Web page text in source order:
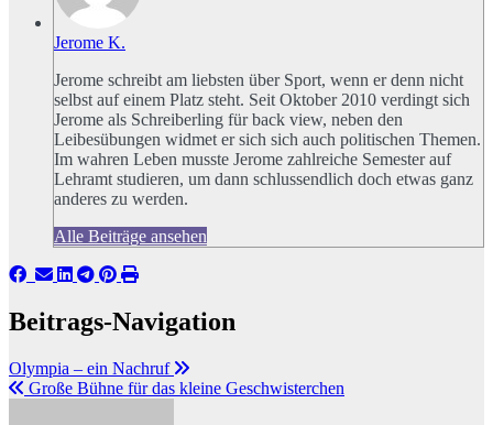
Jerome K.
Jerome schreibt am liebsten über Sport, wenn er denn nicht
selbst auf einem Platz steht. Seit Oktober 2010 verdingt sich
Jerome als Schreiberling für back view, neben den
Leibesübungen widmet er sich sich auch politischen Themen.
Im wahren Leben musste Jerome zahlreiche Semester auf
Lehramt studieren, um dann schlussendlich doch etwas ganz
anderes zu werden.
Alle Beiträge ansehen
Beitrags-Navigation
Olympia – ein Nachruf
Große Bühne für das kleine Geschwisterchen